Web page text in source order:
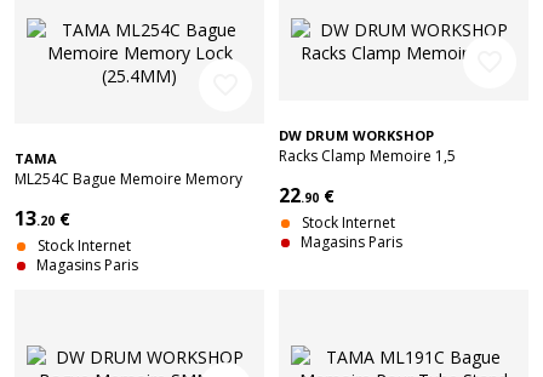
TAMA
ML254C Bague Memoire Memory
13.20 €
Stock Internet
Magasins Paris
DW DRUM WORKSHOP
Racks Clamp Memoire 1,5
22.90 €
Stock Internet
Magasins Paris